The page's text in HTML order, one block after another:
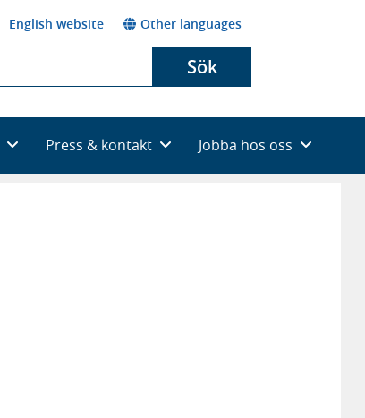
English website Other languages
Sök
Press & kontakt Jobba hos oss